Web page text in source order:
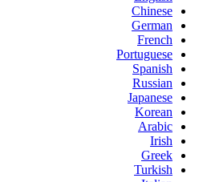
Chinese
German
French
Portuguese
Spanish
Russian
Japanese
Korean
Arabic
Irish
Greek
Turkish